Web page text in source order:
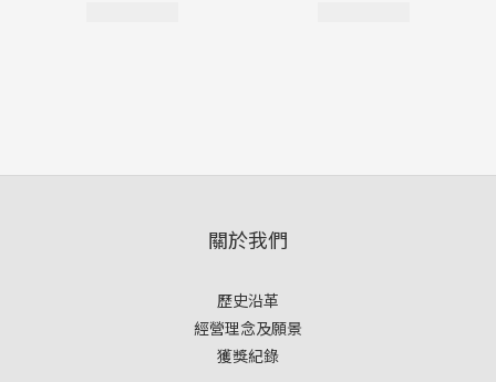
關於我們
歷史沿革
經營理念及願景
獲獎紀錄